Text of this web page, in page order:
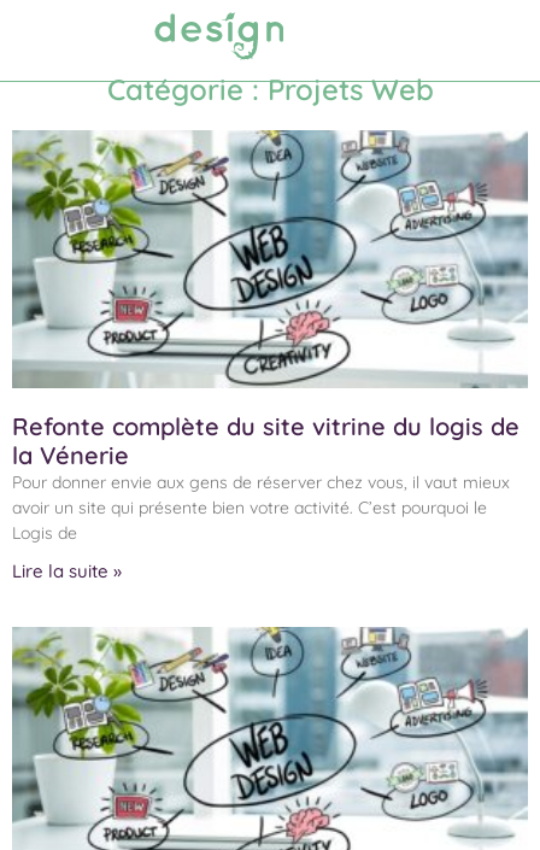
Catégorie : Projets Web
Refonte complète du site vitrine du logis de
la Vénerie
Pour donner envie aux gens de réserver chez vous, il vaut mieux
avoir un site qui présente bien votre activité. C’est pourquoi le
Logis de
Lire la suite »